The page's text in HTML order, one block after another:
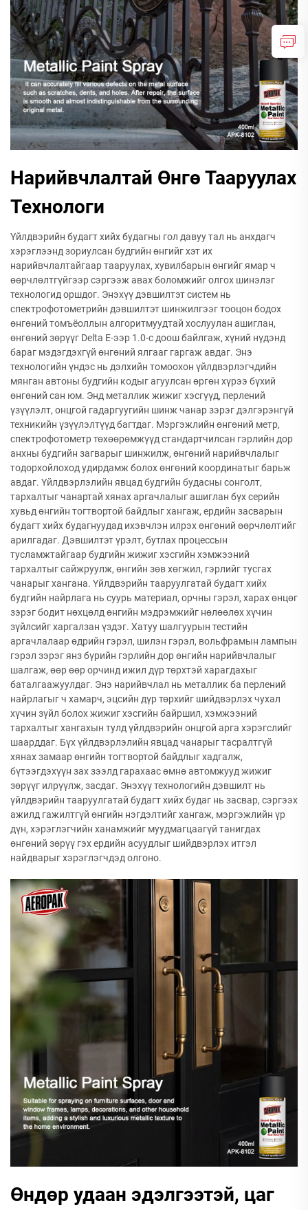
Нарийвчлалтай Өнгө Тааруулах
Технологи
Үйлдвэрийн будагт хийх будагны гол давуу тал нь анхдагч
хэрэглээнд зориулсан будгийн өнгийг хэт их
нарийвчлалтайгаар тааруулах, хувилбарын өнгийг ямар ч
өөрчлөлтгүйгээр сэргээж авах боломжийг олгох шинэлэг
технологид оршдог. Энэхүү дэвшилтэт систем нь
спектрофотометрийн дэвшилтэт шинжилгээг тооцон бодох
өнгөний томъёоллын алгоритмуудтай хослуулан ашиглан,
өнгөний зөрүүг Delta E-ээр 1.0-с доош байлгаж, хүний нүдэнд
бараг мэдэгдэхгүй өнгөний ялгааг гаргаж авдаг. Энэ
технологийн үндэс нь дэлхийн томоохон үйлдвэрлэгчдийн
мянган автоны будгийн кодыг агуулсан өргөн хүрээ бүхий
өнгөний сан юм. Энд металлик жижиг хэсгүүд, перлений
үзүүлэлт, онцгой гадаргуугийн шинж чанар зэрэг дэлгэрэнгүй
техникийн үзүүлэлтүүд багтдаг. Мэргэжлийн өнгөний метр,
спектрофотометр төхөөрөмжүүд стандартчилсан гэрлийн дор
анхны будгийн загварыг шинжилж, өнгөний нарийвчлалыг
тодорхойлоход удирдамж болох өнгөний координатыг барьж
авдаг. Үйлдвэрлэлийн явцад будгийн будасны сонголт,
тархалтыг чанартай хянах аргачлалыг ашиглан бүх серийн
хувьд өнгийн тогтвортой байдлыг хангаж, ердийн засварын
будагт хийх будагнуудад ихэвчлэн илрэх өнгөний өөрчлөлтийг
арилгадаг. Дэвшилтэт үрэлт, бутлах процессын
тусламжтайгаар будгийн жижиг хэсгийн хэмжээний
тархалтыг сайжруулж, өнгийн зөв хөгжил, гэрлийг тусгах
чанарыг хангана. Үйлдвэрийн тааруулгатай будагт хийх
будгийн найрлага нь суурь материал, орчны гэрэл, харах өнцөг
зэрэг бодит нөхцөлд өнгийн мэдрэмжийг нөлөөлөх хүчин
зүйлсийг харгалзан үздэг. Хатуу шалгуурын тестийн
аргачлалаар өдрийн гэрэл, шилэн гэрэл, вольфрамын лампын
гэрэл зэрэг янз бүрийн гэрлийн дор өнгийн нарийвчлалыг
шалгаж, өөр өөр орчинд ижил дүр төрхтэй харагдахыг
баталгаажуулдаг. Энэ нарийвчлал нь металлик ба перлений
найрлагыг ч хамарч, эцсийн дүр төрхийг шийдвэрлэх чухал
хүчин зүйл болох жижиг хэсгийн байршил, хэмжээний
тархалтыг хангахын тулд үйлдвэрийн онцгой арга хэрэгслийг
шаарддаг. Бүх үйлдвэрлэлийн явцад чанарыг тасралтгүй
хянах замаар өнгийн тогтвортой байдлыг хадгалж,
бүтээгдэхүүн зах зээлд гарахаас өмнө автомжууд жижиг
зөрүүг илрүүлж, засдаг. Энэхүү технологийн дэвшилт нь
үйлдвэрийн тааруулгатай будагт хийх будаг нь засвар, сэргээх
ажилд гажилтгүй өнгийн нэгдэлтийг хангаж, мэргэжлийн үр
дүн, хэрэглэгчийн ханамжийг муудмагцаагүй танигдах
өнгөний зөрүү гэх ердийн асуудлыг шийдвэрлэх итгэл
найдварыг хэрэглэгчдэд олгоно.
Өндөр удаан эдэлгээтэй, цаг